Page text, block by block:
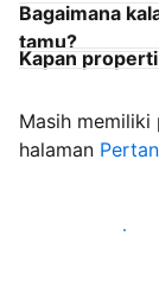
Bagaimana
tamu?
Kapan
Masih memiliki
halaman
Mulai